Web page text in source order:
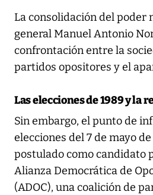
La consolidación del poder
general Manuel Antonio
confrontación entre la
partidos opositores y el
Las elecciones de 1989 y la
Sin embargo, el punto de
elecciones del 7 de mayo
postulado como candidato
Alianza Democrática de
(ADOC), una coalición de